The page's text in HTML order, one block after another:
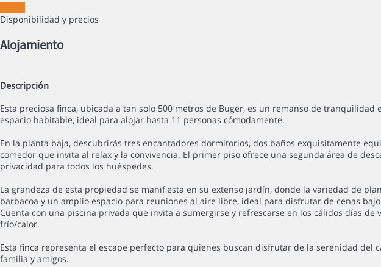
Disponibilidad y precios
Alojamiento
Descripción
Esta preciosa finca, ubicada a tan solo 500 metros de Buger, es un remanso de
espacio habitable, ideal para alojar hasta 11 personas cómodamente.
En la planta baja, descubrirás tres encantadores dormitorios, dos baños exquisitamente
comedor que invita al relax y la convivencia. El primer piso ofrece una segunda área de
privacidad para todos los huéspedes.
La grandeza de esta propiedad se manifiesta en su extenso jardín, donde la variedad de
barbacoa y un amplio espacio para reuniones al aire libre, ideal para disfrutar de cenas
Cuenta con una piscina privada que invita a sumergirse y refrescarse en los cálidos días
frío/calor.
Esta finca representa el escape perfecto para quienes buscan disfrutar de la serenidad
familia y amigos.